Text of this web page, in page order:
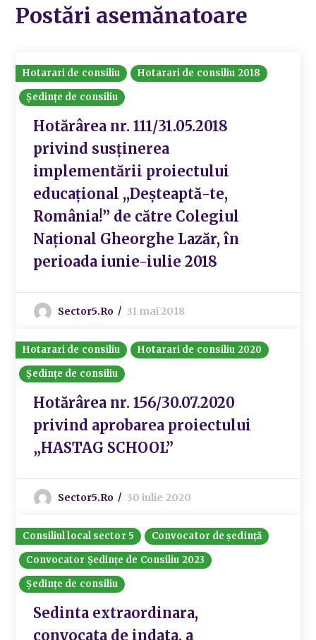
Postări asemănatoare
Hotarari de consiliu
Hotarari de consiliu 2018
Ședințe de consiliu
Hotărârea nr. 111/31.05.2018
privind susținerea
implementării proiectului
educațional ,,Deșteaptă-te,
România!” de către Colegiul
Național Gheorghe Lazăr, în
perioada iunie-iulie 2018
Sector5.ro 31 mai 2018
Hotarari de consiliu
Hotarari de consiliu 2020
Ședințe de consiliu
Hotărârea nr. 156/30.07.2020
privind aprobarea proiectului
„HASTAG SCHOOL”
Sector5.ro 30 iulie 2020
Consiliul local sector 5
Convocator de ședință
Convocator Ședințe de Consiliu 2023
Ședințe de consiliu
Sedinta extraordinara,
convocata de indata, a